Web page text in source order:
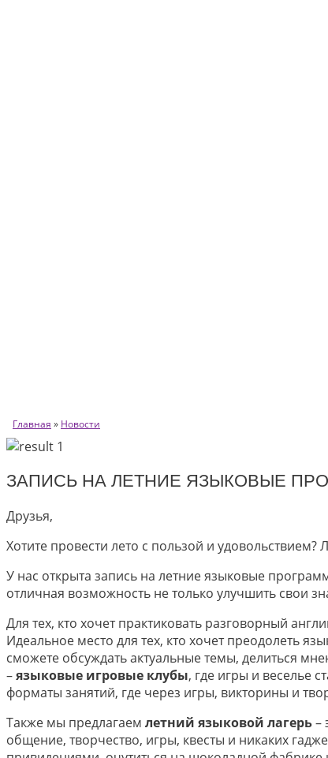
Главная » Новости
ЗАПИСЬ НА ЛЕТНИЕ ЯЗЫКОВЫЕ
Друзья,
Хотите провести лето с пользой и
У нас открыта запись на летние языковые
отличная возможность не только улучшить свои
Для тех, кто хочет практиковать разговорный
Идеальное место для тех, кто хочет преодолеть
сможете обсуждать актуальные темы, делиться
–языковые игровые клубы, где игры и веселье
форматы занятий, где через игры, викторины и
Также мы предлагаем летний языковой лагерь–
общение, творчество, игры, квесты и никаких